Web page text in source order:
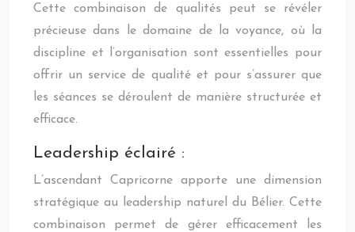
Cette combinaison de qualités peut se révéler
précieuse dans le domaine de la voyance, où la
discipline et l’organisation sont essentielles pour
offrir un service de qualité et pour s’assurer que
les séances se déroulent de manière structurée et
efficace.
Leadership éclairé :
L’ascendant Capricorne apporte une dimension
stratégique au leadership naturel du Bélier. Cette
combinaison permet de gérer efficacement les